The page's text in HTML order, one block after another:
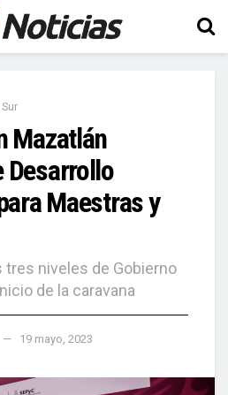
Mazatlán
Desarrollo
Maestras y
tres niveles de Gobierno
de la caravana
19 mayo, 2023